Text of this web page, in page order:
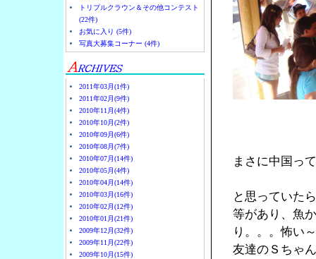
トリプルクラウン＆その他コンテスト
(22件)
お気に入り (5件)
写真大募集コーナー (4件)
2011年03月(1件)
2011年02月(9件)
2010年11月(4件)
2010年10月(2件)
2010年09月(6件)
2010年08月(7件)
2010年07月(14件)
2010年05月(4件)
2010年04月(14件)
2010年03月(16件)
2010年02月(12件)
2010年01月(21件)
2009年12月(32件)
2009年11月(22件)
2009年10月(15件)
まさに中国っ
と思っていた
等があり、魚
り。。。怖い～
友達のＳちゃ